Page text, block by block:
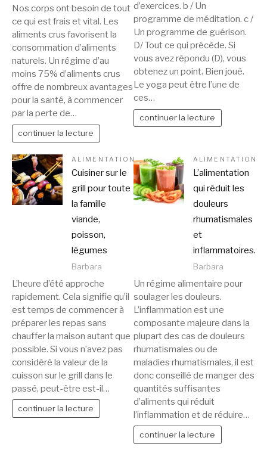
Nos corps ont besoin de tout
ce qui est frais et vital. Les
aliments crus favorisent la
consommation d’aliments
naturels. Un régime d’au
moins 75% d’aliments crus
offre de nombreux avantages
pour la santé, à commencer
par la perte de…
continuer la lecture
d’exercices. b / Un
programme de méditation. c /
Un programme de guérison.
D/ Tout ce qui précède. Si
vous avez répondu (D), vous
obtenez un point. Bien joué.
Le yoga peut être l’une de
ces…
continuer la lecture
ALIMENTATION
Cuisiner sur le
grill pour toute
la famille
viande,
poisson,
légumes
Barbara
L’heure d’été approche
rapidement. Cela signifie qu’il
est temps de commencer à
préparer les repas sans
chauffer la maison autant que
possible. Si vous n’avez pas
considéré la valeur de la
cuisson sur le grill dans le
passé, peut-être est-il…
continuer la lecture
ALIMENTATION
L’alimentation
qui réduit les
douleurs
rhumatismales
et
inflammatoires.
Barbara
Un régime alimentaire pour
soulager les douleurs.
L’inflammation est une
composante majeure dans la
plupart des cas de douleurs
rhumatismales ou de
maladies rhumatismales, il est
donc conseillé de manger des
quantités suffisantes
d’aliments qui réduit
l’inflammation et de réduire…
continuer la lecture